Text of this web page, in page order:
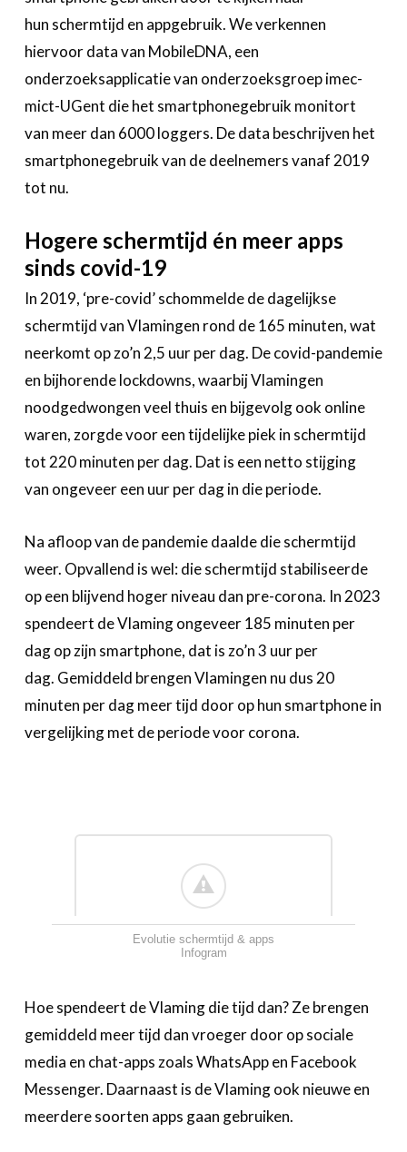
hun schermtijd en appgebruik. We verkennen
hiervoor data van MobileDNA, een
onderzoeksapplicatie van onderzoeksgroep imec-
mict-UGent die het smartphonegebruik monitort
van meer dan 6000 loggers. De data beschrijven het
smartphonegebruik van de deelnemers vanaf 2019
tot nu.
Hogere schermtijd én meer apps
sinds covid-19
In 2019, ‘pre-covid’ schommelde de dagelijkse
schermtijd van Vlamingen rond de 165 minuten, wat
neerkomt op zo’n 2,5 uur per dag. De covid-pandemie
en bijhorende lockdowns, waarbij Vlamingen
noodgedwongen veel thuis en bijgevolg ook online
waren, zorgde voor een tijdelijke piek in schermtijd
tot 220 minuten per dag. Dat is een netto stijging
van ongeveer een uur per dag in die periode.
Na afloop van de pandemie daalde die schermtijd
weer. Opvallend is wel: die schermtijd stabiliseerde
op een blijvend hoger niveau dan pre-corona. In 2023
spendeert de Vlaming ongeveer 185 minuten per
dag op zijn smartphone, dat is zo’n 3 uur per
dag. Gemiddeld brengen Vlamingen nu dus 20
minuten per dag meer tijd door op hun smartphone in
vergelijking met de periode voor corona.
Evolutie schermtijd & apps
Infogram
‍Hoe spendeert de Vlaming die tijd dan? Ze brengen
gemiddeld meer tijd dan vroeger door op sociale
media en chat-apps zoals WhatsApp en Facebook
Messenger. Daarnaast is de Vlaming ook nieuwe en
meerdere soorten apps gaan gebruiken.